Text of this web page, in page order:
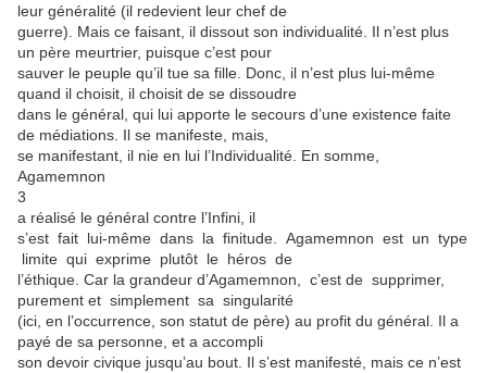
leur généralité (il redevient leur chef de
guerre). Mais ce faisant, il dissout son individualité. Il n’est plus
un père meurtrier, puisque c’est pour
sauver le peuple qu’il tue sa fille. Donc, il n’est plus lui-même
quand il choisit, il choisit de se dissoudre
dans le général, qui lui apporte le secours d’une existence faite
de médiations. Il se manifeste, mais,
se manifestant, il nie en lui l’Individualité. En somme,
Agamemnon
3
a réalisé le général contre l’Infini, il
s’est fait lui-même dans la finitude. Agamemnon est un type
limite qui exprime plutôt le héros de
l’éthique. Car la grandeur d’Agamemnon, c’est de supprimer,
purement et simplement sa singularité
(ici, en l’occurrence, son statut de père) au profit du général. Il a
payé de sa personne, et a accompli
son devoir civique jusqu’au bout. Il s’est manifesté, mais ce n’est